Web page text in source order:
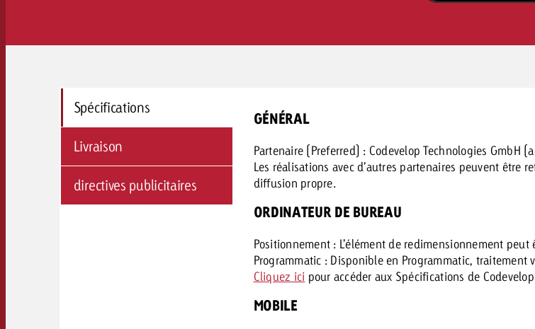
Spécifications
Livraison
directives publicitaires
GÉNÉRAL
Partenaire (Preferred) : Codevelop Technologies GmbH (
Les réalisations avec d’autres partenaires peuvent être
diffusion propre.
ORDINATEUR DE BUREAU
Positionnement : L’élément de redimensionnement
Programmatic : Disponible en Programmatic, traitement
Cliquez ici pour accéder aux Spécifications de
MOBILE